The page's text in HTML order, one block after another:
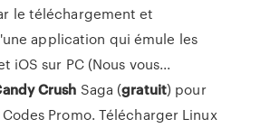
le téléchargement et
application qui émule les
iOS sur PC (Nous vous...
Crush Saga (gratuit) pour
Promo. Télécharger Linux